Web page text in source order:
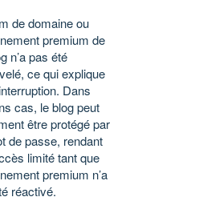
de domaine ou
premium de
n’a pas été
ce qui explique
Dans
cas, le blog peut
être protégé par
de passe, rendant
limité tant que
premium n’a
réactivé.